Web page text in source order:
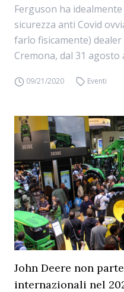
Ferguson ha
sicurezza anti Covid
farlo fisicamente) dealer
Cremona, dal 31 agosto
09/21/2020 Eventi
John Deere non
internazionali nel